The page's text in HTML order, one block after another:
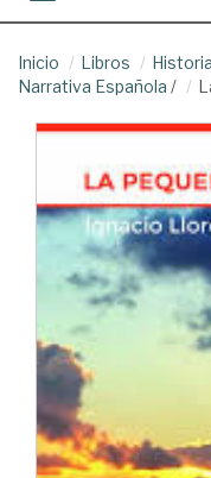
Inicio Libros
Narrativa Española /